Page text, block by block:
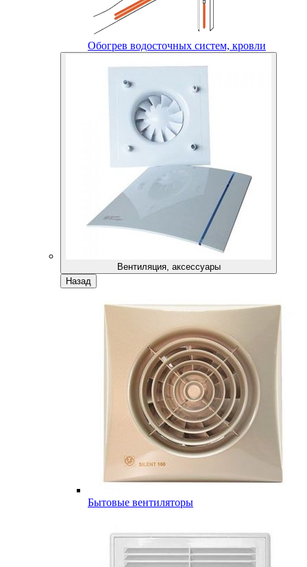
Обогрев водосточных систем, кровли
Вентиляция, аксессуары
Назад
Бытовые вентиляторы